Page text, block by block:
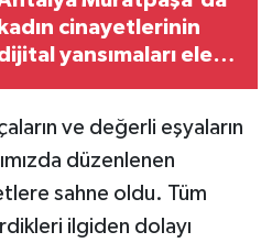
kadın cinayetlerinin
yansımaları ele
ve değerli eşyaların
düzenlenen
sahne oldu. Tüm
ilgiden dolayı